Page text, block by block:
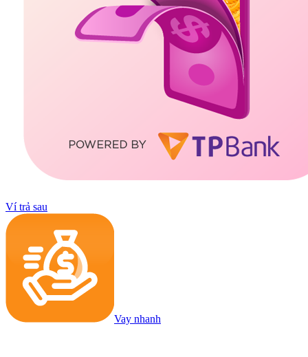
Ví trả sau
Vay nhanh